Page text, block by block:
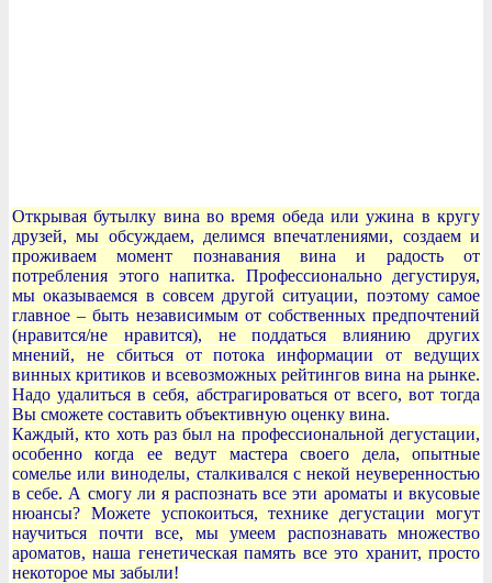
Открывая бутылку вина во время обеда или ужина в кругу
друзей, мы обсуждаем, делимся впечатлениями, создаем и
проживаем момент познавания вина и радость от
потребления этого напитка. Профессионально дегустируя,
мы оказываемся в совсем другой ситуации, поэтому самое
главное – быть независимым от собственных предпочтений
(нравится/не нравится), не поддаться влиянию других
мнений, не сбиться от потока информации от ведущих
винных критиков и всевозможных рейтингов вина на рынке.
Надо удалиться в себя, абстрагироваться от всего, вот тогда
Вы сможете составить объективную оценку вина.
Каждый, кто хоть раз был на профессиональной дегустации,
особенно когда ее ведут мастера своего дела, опытные
сомелье или виноделы, сталкивался с некой неуверенностью
в себе. А смогу ли я распознать все эти ароматы и вкусовые
нюансы? Можете успокоиться, технике дегустации могут
научиться почти все, мы умеем распознавать множество
ароматов, наша генетическая память все это хранит, просто
некоторое мы забыли!